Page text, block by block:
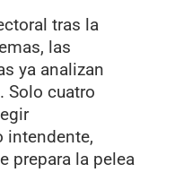
tras la
las
ya analizan
Solo cuatro
intendente,
prepara la pelea